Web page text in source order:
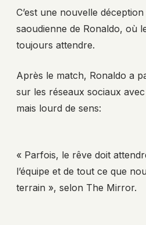
C’est une nouvelle
saoudienne de Ronaldo, où
toujours attendre.
Après le match, Ronaldo a
sur les réseaux sociaux
mais lourd de sens:
« Parfois, le rêve doit
l’équipe et de tout ce que
terrain », selon The Mirror.